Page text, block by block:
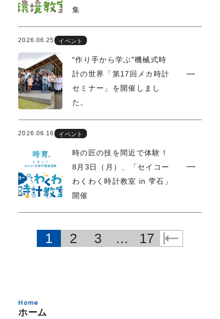
集
2026.06.25 イベント
“作り手から学ぶ”機械式時
計の世界「第17回メカ時計
セミナー」を開催しまし
た。
2026.06.16 イベント
時の匠の技を間近で体験！
8月3日（月）、「セイコー
わくわく時計教室 in 雫石」
開催
1 2 3 … 17
Home
ホーム